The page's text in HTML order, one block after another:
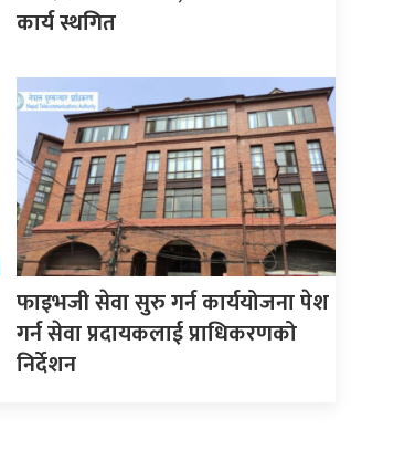
कार्य स्थगित
फाइभजी सेवा सुरु गर्न कार्ययोजना पेश
गर्न सेवा प्रदायकलाई प्राधिकरणको
निर्देशन